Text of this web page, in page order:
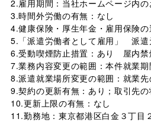
2.雇用期間：当社ホームページ内の
3.時間外労働の有無：なし
4.健康保険・厚生年金・雇用保険
5.「派遣労働者として雇用」　派
6.受動喫煙防止措置：あり　屋内
7.業務内容変更の範囲：本件就業
8.派遣就業場所変更の範囲：就業
9.契約の更新有無：あり；取引先
10.更新上限の有無：なし
11.勤務地：東京都港区白金３丁